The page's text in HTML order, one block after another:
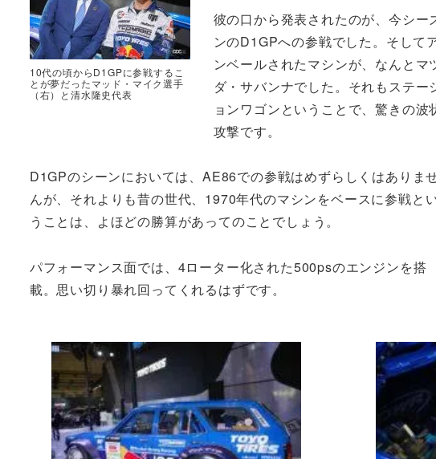
10代の頃からD1GPに参戦するこ
とが夢だったマッド・マイク選手
（右）と清水隆史代表
彼の口から発表されたのが、今シー
ンのD1GPへの参戦でした。そして
ンベールされたマシンが、なんとマ
ダ・サバンナでした。それもステー
ョンワゴンということで、驚きの波
攻撃です。
D1GPのシーンにおいては、AE86での参戦はめずらしくはありま
んが、それよりも昔の世代、1970年代のマシンをベースに参戦と
うことは、よほどの勝算があってのことでしょう。
パフォーマンス面では、4ローター化された500psのエンジンを搭
載。思い切り暴れ回ってくれるはずです。